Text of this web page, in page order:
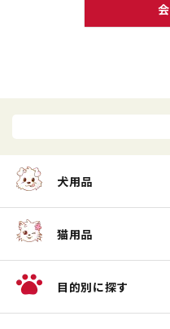
犬用品
猫用品
目的別に探す